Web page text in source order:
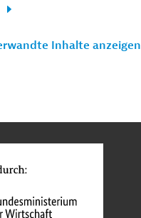
Inhalte anzeigen